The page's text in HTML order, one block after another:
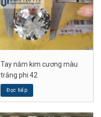
Tay nắm kim cương màu
trắng phi 42
Đọc tiếp